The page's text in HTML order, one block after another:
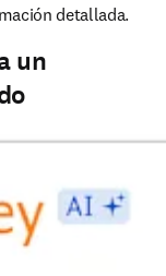
detallada.
un